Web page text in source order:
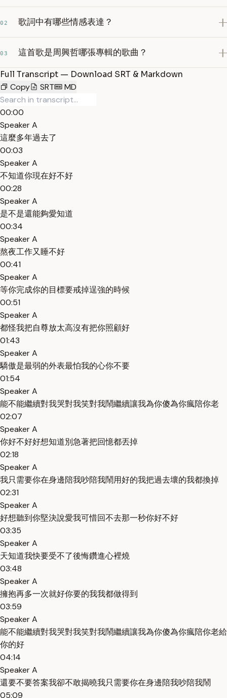
02 歌詞中有哪些情感表達？
03 這首歌是周興哲哪張專輯的歌曲？
Full Transcript — Download SRT & Markdown
Copy
SRT MD
00:00
Speaker A
這麼多年過去了
00:03
Speaker A
不知道你現在好不好
00:28
Speaker A
是不是還能夠愛知道
00:34
Speaker A
熬夜工作又睡不好
00:41
Speaker A
等你完成你的目標要戒掉逞強的時候
00:51
Speaker A
都怪我把自尊放太高沒有把你照顧好
01:43
Speaker A
驕傲是最弱的外表最怕我的心你不要
01:54
Speaker A
能不能繼續對我哭對我笑對我鬧繼續讓我為你傻為你瘋陪你老
02:07
Speaker A
你好不好好想知道別急著把回憶都丟掉
02:18
Speaker A
我只需要你在身邊陪我吵陪我鬧用好的我把過去壞的我都換掉
02:31
Speaker A
好想聽到你堅決說愛我可惜回不去那一秒你好不好
03:35
Speaker A
天知道我快要受不了後悔鑽進心裡燒
03:48
Speaker A
擁抱再多一次就好你要的我我都做得到
03:59
Speaker A
能不能繼續對我哭對我笑對我鬧繼續讓我為你傻為你瘋陪你老給
你的好
04:14
Speaker A
還要不要答案我卻不敢揭曉我只需要你在身邊陪我吵陪我鬧
05:09